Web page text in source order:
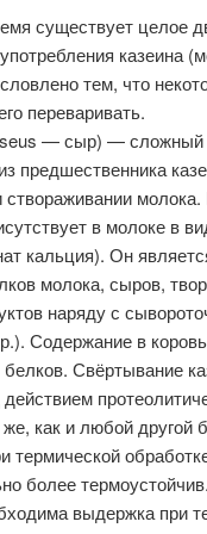
существует целое
казеина
тем, что
переваривать.
— сыр) — сложный
предшественника
створаживании молока.
в молоке в
кальция). Он
молока, сыров,
наряду с
Содержание в
белков. Свёртывание
как и любой другой
термической
более
выдержка при